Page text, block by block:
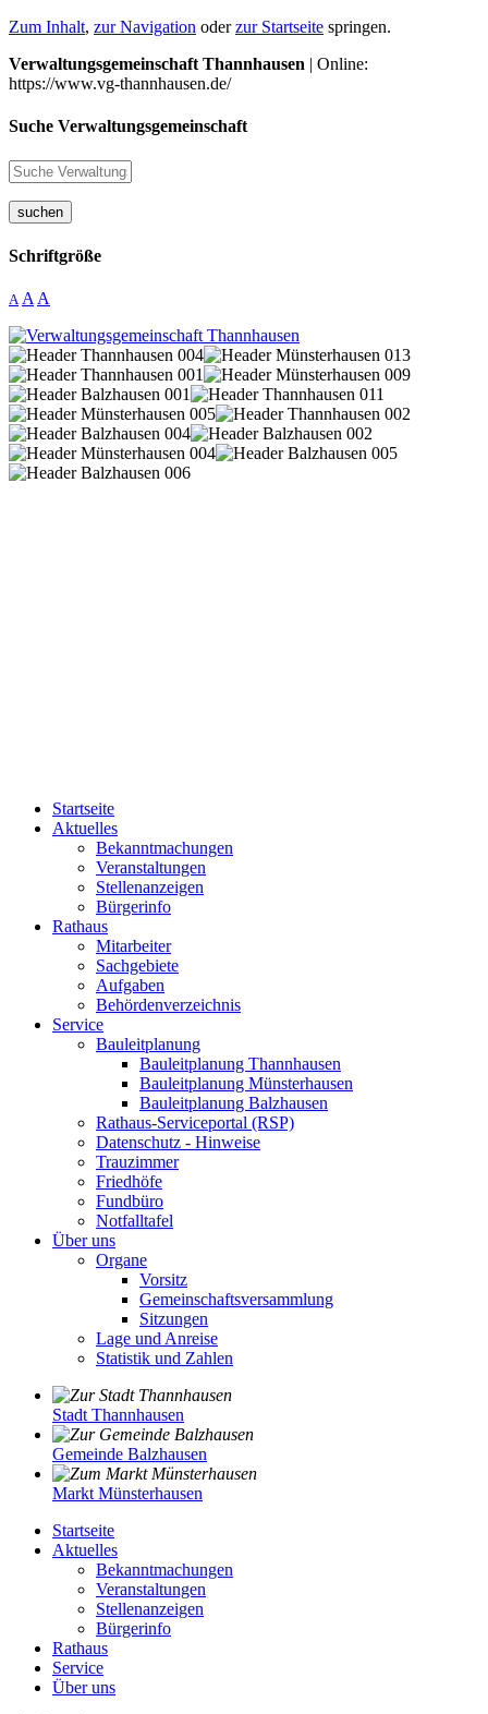
Zum Inhalt, zur Navigation oderzur Startseite springen.
Verwaltungsgemeinschaft Thannhausen | Online:
https://www.vg-thannhausen.de/
Suche Verwaltungsgemeinschaft
suchen
Schriftgröße
A A A
Startseite
Aktuelles
Bekanntmachungen
Veranstaltungen
Stellenanzeigen
Bürgerinfo
Rathaus
Mitarbeiter
Sachgebiete
Aufgaben
Behördenverzeichnis
Service
Bauleitplanung
Bauleitplanung Thannhausen
Bauleitplanung Münsterhausen
Bauleitplanung Balzhausen
Rathaus-Serviceportal (RSP)
Datenschutz - Hinweise
Trauzimmer
Friedhöfe
Fundbüro
Notfalltafel
Über uns
Organe
Vorsitz
Gemeinschaftsversammlung
Sitzungen
Lage und Anreise
Statistik und Zahlen
Stadt Thannhausen
Gemeinde Balzhausen
Markt Münsterhausen
Startseite
Aktuelles
Bekanntmachungen
Veranstaltungen
Stellenanzeigen
Bürgerinfo
Rathaus
Service
Über uns